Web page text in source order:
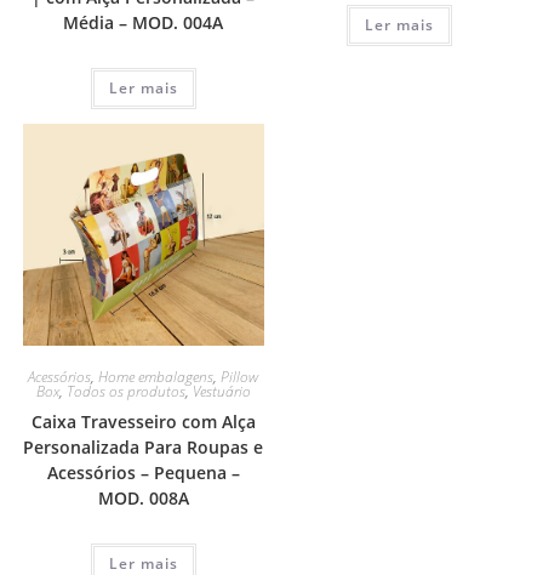
Média – MOD. 004A
Ler mais
Ler mais
Acessórios,Home embalagens,Pillow
Box, Todos os produtos,Vestuário
Caixa Travesseiro com Alça
Personalizada Para Roupas e
Acessórios – Pequena –
MOD. 008A
Ler mais